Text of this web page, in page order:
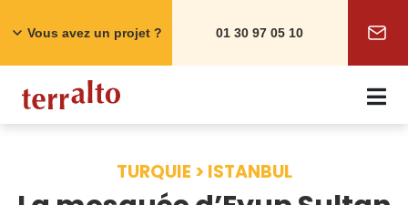
Vous avez un projet ? 01 30 97 05 10
TURQUIE > ISTANBUL